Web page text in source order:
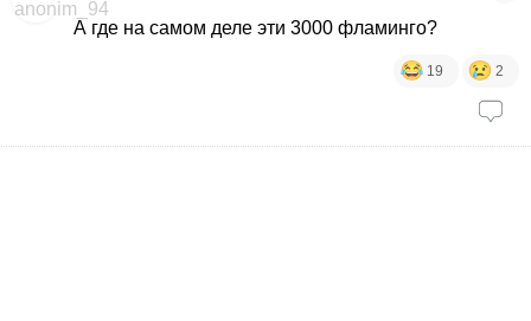
А где на самом деле эти 3000 фламинго?
19 2